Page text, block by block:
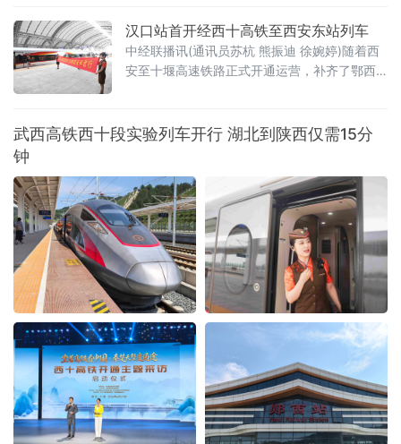
满含荆楚风韵的专属首发之旅。
汉口站首开经西十高铁至西安东站列车
中经联播讯(通讯员苏杭 熊振迪 徐婉婷)随着西
安至十堰高速铁路正式开通运营，补齐了鄂西
东站的G3967次列车正点发车，列车途经襄阳
3小时24分钟。
武西高铁西十段实验列车开行 湖北到陕西仅需15分
钟